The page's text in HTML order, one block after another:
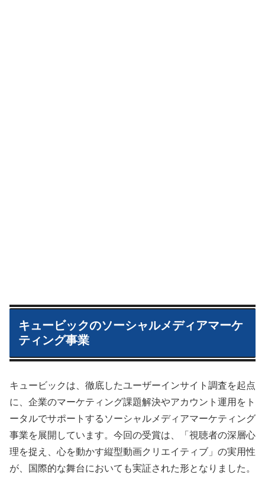
キュービックのソーシャルメディアマーケ
ティング事業
キュービックは、徹底したユーザーインサイト調査を起点
に、企業のマーケティング課題解決やアカウント運用をト
ータルでサポートするソーシャルメディアマーケティング
事業を展開しています。今回の受賞は、「視聴者の深層心
理を捉え、心を動かす縦型動画クリエイティブ」の実用性
が、国際的な舞台においても実証された形となりました。